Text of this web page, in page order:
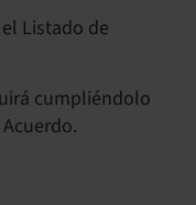
Listado de
cumpliéndolo